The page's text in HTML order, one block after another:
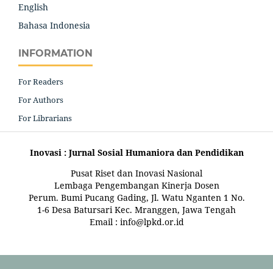
English
Bahasa Indonesia
INFORMATION
For Readers
For Authors
For Librarians
Inovasi : Jurnal Sosial Humaniora dan Pendidikan
Pusat Riset dan Inovasi Nasional
Lembaga Pengembangan Kinerja Dosen
Perum. Bumi Pucang Gading, Jl. Watu Nganten 1 No.
1-6 Desa Batursari Kec. Mranggen, Jawa Tengah
Email : info@lpkd.or.id